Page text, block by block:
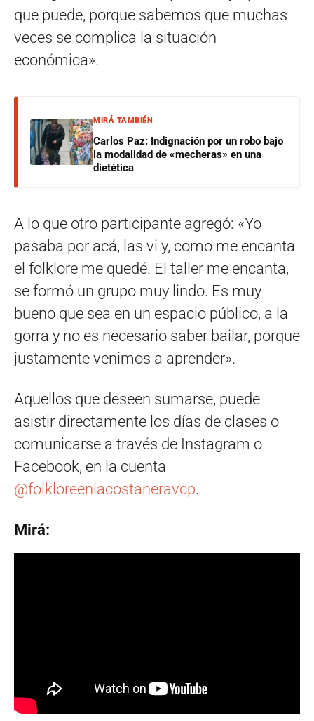
que puede, porque sabemos que muchas
veces se complica la situación
económica».
MIRÁ TAMBIÉN
Carlos Paz: Indignación por un robo bajo
la modalidad de «mecheras» en una
dietética
A lo que otro participante agregó: «Yo
pasaba por acá, las vi y, como me encanta
el folklore me quedé. El taller me encanta,
se formó un grupo muy lindo. Es muy
bueno que sea en un espacio público, a la
gorra y no es necesario saber bailar, porque
justamente venimos a aprender».
Aquellos que deseen sumarse, puede
asistir directamente los días de clases o
comunicarse a través de Instagram o
Facebook, en la cuenta
@folkloreenlacostaneravcp.
Mirá: